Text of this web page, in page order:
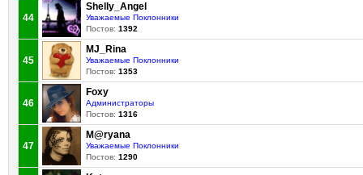
44
Shelly_Angel
Уважаемые Поклонники
Постов: 1392
45
MJ_Rina
Уважаемые Поклонники
Постов: 1353
46
Foxy
Администраторы
Постов: 1316
47
M@ryana
Уважаемые Поклонники
Постов: 1290